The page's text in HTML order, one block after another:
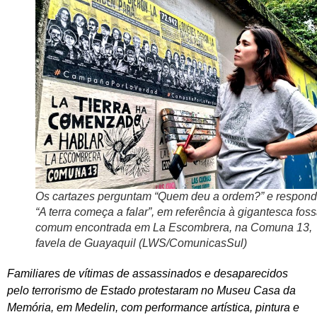
Os cartazes perguntam “Quem deu a ordem?” e
“A terra começa a falar”, em referência à gigantesca
comum encontrada em La Escombrera, na Comuna 13,
favela de Guayaquil (LWS/ComunicasSul)
Familiares de vítimas de assassinados e desaparecidos
pelo terrorismo de Estado protestaram no Museu Casa da
Memória, em Medelin, com performance artística, pintura e